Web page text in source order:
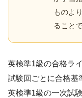
ものよ
ること
英検準1級の合格ラ
試験回ごとに合格基
英検準1級の一次試